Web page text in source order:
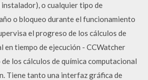
o cualquier tipo de
o bloqueo durante el funcionamiento
el progreso de los cálculos de
en tiempo de ejecución - CCWatcher
los cálculos de química computacional
Tiene tanto una interfaz gráfica de